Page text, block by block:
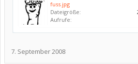
fuss.jpg
Dateigröße:
Aufrufe:
7. September 2008